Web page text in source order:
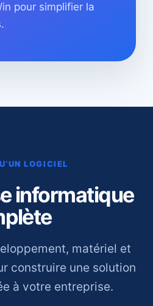
pour simplifier la
LOGICIEL
informatique
matériel et
construire une solution
à votre entreprise.